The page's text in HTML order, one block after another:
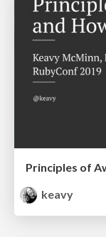
keavy